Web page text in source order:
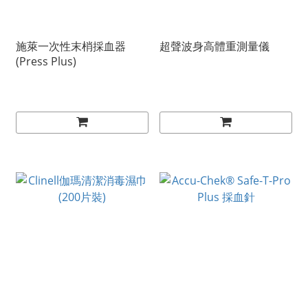
施萊一次性末梢採血器
(Press Plus)
超聲波身高體重測量儀